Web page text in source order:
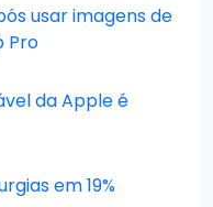
usar imagens de
Pro
da Apple é
em 19%